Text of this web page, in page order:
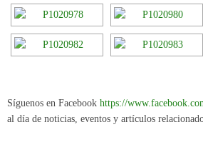
Síguenos en Facebook https://
al día de noticias, eventos y artículos